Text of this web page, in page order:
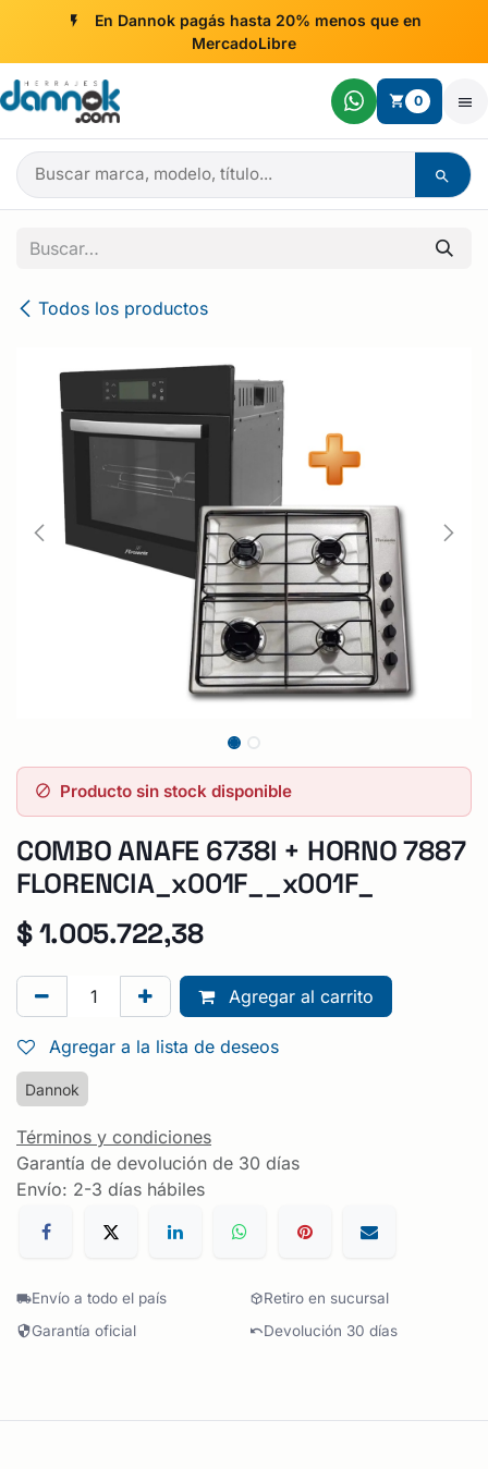
En Dannok pagás hasta 20% menos que en
MercadoLibre
0
Ir al contenido
Todos los productos
Producto sin stock disponible
COMBO ANAFE 6738I + HORNO 7887
FLORENCIA_x001F__x001F_
$1.005.722,38
Agregar al carrito
Agregar a la lista de deseos
Dannok
Términos y condiciones
Garantía de devolución de 30 días
Envío: 2-3 días hábiles
Envío a todo el país
Retiro en sucursal
Garantía oficial
Devolución 30 días